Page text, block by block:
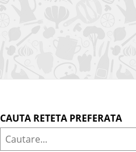
CAUTA RETETA PREFERATA